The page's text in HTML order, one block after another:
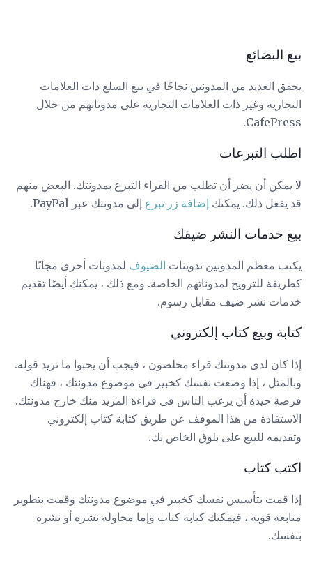
بيع البضائع
يحقق العديد من المدونين نجاحًا في بيع السلع ذات العلامات
التجارية وغير ذات العلامات التجارية على مدوناتهم من خلال
CafePress.
اطلب التبرعات
لا يمكن أن يضر أن تطلب من القراء التبرع بمدونتك. البعض منهم
قد يفعل ذلك. يمكنك إضافة زر تبرع إلى مدونتك عبر PayPal.
بيع خدمات النشر ضيفك
يكتب معظم المدونين تدوينات الضيوف لمدونات أخرى مجانًا
كطريقة للترويج لمدوناتهم الخاصة. ومع ذلك ، يمكنك أيضًا تقديم
خدمات نشر ضيف مقابل رسوم.
كتابة وبيع كتاب إلكتروني
إذا كان لدى مدونتك قراء مخلصون ، فيجب أن يحبوا ما تريد قوله.
وبالمثل ، إذا وضعت نفسك كخبير في موضوع مدونتك ، فهناك
فرصة جيدة أن يرغب الناس في قراءة المزيد منك خارج مدونتك.
الاستفادة من هذا الموقف عن طريق كتابة كتاب إلكتروني
وتقديمه للبيع على بلوق الخاص بك.
اكتب كتاب
إذا قمت بتأسيس نفسك كخبير في موضوع مدونتك وقمت بتطوير
متابعة قوية ، فيمكنك كتابة كتاب وإما محاولة نشره أو نشره
بنفسك.